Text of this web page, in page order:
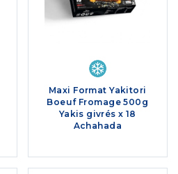
Maxi Format Yakitori
Boeuf Fromage 500g
Yakis givrés x 18
Achahada